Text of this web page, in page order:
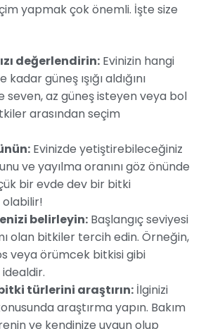
yapmak çok önemli. İşte size
değerlendirin: Evinizin hangi
güneş ışığı aldığını
seven, az güneş isteyen veya bol
arasından seçim
Evinizde yetiştirebileceğiniz
ve yayılma oranını göz önünde
bir evde dev bir bitki
belirleyin: Başlangıç seviyesi
olan bitkiler tercih edin. Örneğin,
veya örümcek bitkisi gibi
türlerini araştırın: İlginizi
araştırma yapın. Bakım
ve kendinize uygun olup